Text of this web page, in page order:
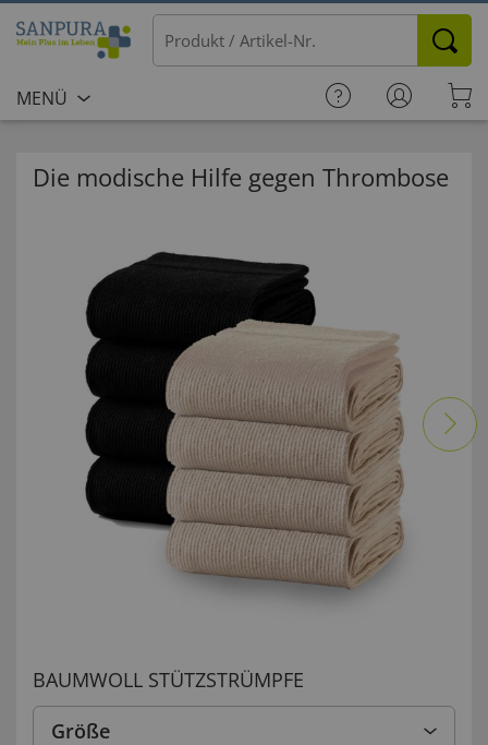
MENÜ
Die modische Hilfe gegen Thrombose
BAUMWOLL STÜTZSTRÜMPFE
Größe